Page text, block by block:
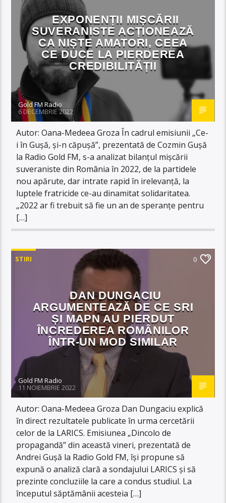
EXPONENȚII MIȘCĂRII
SUVERANISTE ACȚIONEAZĂ
CA NIȘTE AMATORI, CEEA
CE DUCE LA PIERDEREA
CREDIBILITĂȚII
Gold FM Radio
6 DECEMBRIE 2022
Autor: Oana-Medeea Groza În cadrul emisiunii „Ce-
i în Gușă, și-n căpușă”, prezentată de Cozmin Gușă
la Radio Gold FM, s-a analizat bilanțul mișcării
suveraniste din România în 2022, de la partidele
nou apărute, dar intrate rapid în irelevanță, la
luptele fratricide ce-au dinamitat solidaritatea.
„2022 ar fi trebuit să fie un an de speranțe pentru
[…]
STIRI 0
DAN DUNGACIU
ARGUMENTEAZĂ DE CE SRI
ȘI MAPN AU PIERDUT
ÎNCREDEREA ROMÂNILOR
ÎNTR-UN MOD SIMILAR
Gold FM Radio
11 NOIEMBRIE 2022
Autor: Oana-Medeea Groza Dan Dungaciu explică
în direct rezultatele publicate în urma cercetării
celor de la LARICS. Emisiunea „Dincolo de
propagandă” din această vineri, prezentată de
Andrei Gușă la Radio Gold FM, își propune să
expună o analiză clară a sondajului LARICS și să
prezinte concluziile la care a condus studiul. La
începutul săptămânii acesteia […]